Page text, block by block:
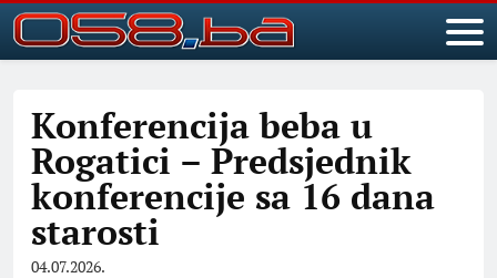
Konferencija beba u
Rogatici – Predsjednik
konferencije sa 16 dana
starosti
04.07.2026.